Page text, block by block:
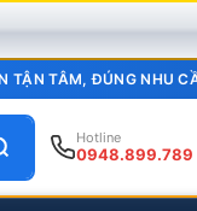
TẬN TÂM, ĐÚNG NHU
Hotline
0948.899.789